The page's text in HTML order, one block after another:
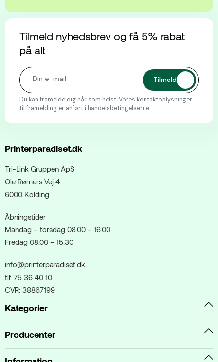
Tilmeld nyhedsbrev og få 5% rabat
på alt
Du kan framelde dig når som helst. Vores kontaktoplysninger
til framelding er anført i handelsbetingelserne.
Printerparadiset.dk
Tri-Link Gruppen ApS
Ole Rømers Vej 4
6000 Kolding
Åbningstider
Mandag – torsdag 08.00 – 16.00
Fredag 08.00 – 15.30
info@printerparadiset.dk
tlf. 75 36 40 10
CVR: 38867199
Kategorier
Producenter